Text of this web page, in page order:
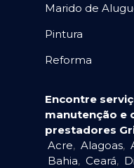
Marido de
Pintura
Reforma
Encontre
manutenção e
prestadores
Acre, Alagoas,
Bahia, Ceará,